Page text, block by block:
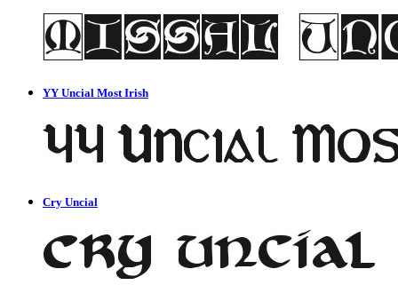
YY Uncial Most Irish
Cry Uncial